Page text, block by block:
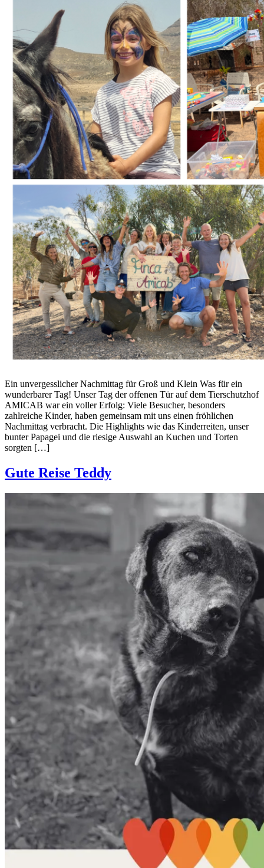
Ein unvergesslicher Nachmittag für Groß und Klein Was für ein
wunderbarer Tag! Unser Tag der offenen Tür auf dem Tierschutzhof
AMICAB war ein voller Erfolg: Viele Besucher, besonders
zahlreiche Kinder, haben gemeinsam mit uns einen fröhlichen
Nachmittag verbracht. Die Highlights wie das Kinderreiten, unser
bunter Papagei und die riesige Auswahl an Kuchen und Torten
sorgten […]
Gute Reise Teddy